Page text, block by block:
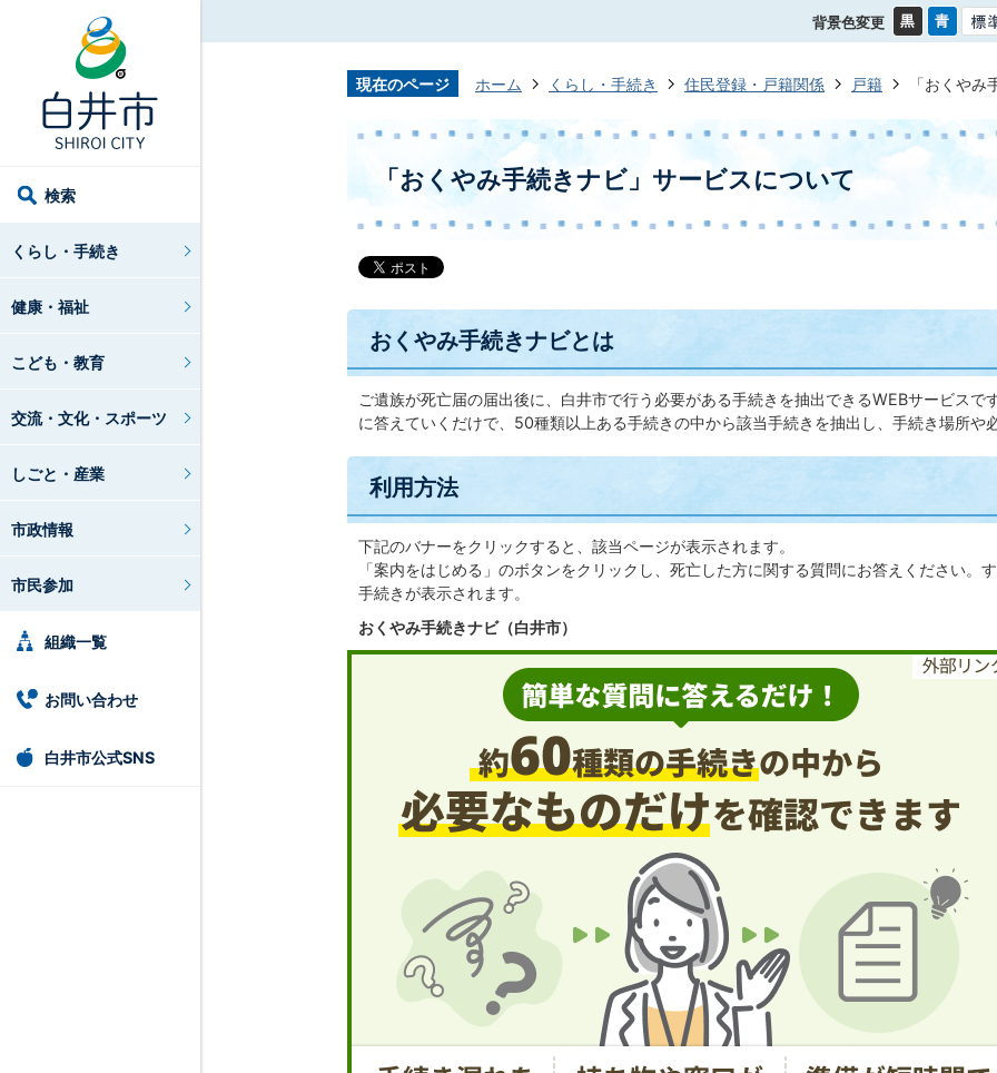
検索
くらし・手続き
健康・福祉
こども・教育
交流・文化・スポーツ
しごと・産業
市政情報
市民参加
組織一覧
お問い合わせ
白井市公式SNS
背景色変更
現在のページ ホーム くらし・手続き 住民登録・戸籍関係 戸籍 「おくや
「おくやみ手続きナビ」サービスについて
おくやみ手続きナビとは
ご遺族が死亡届の届出後に、白井市で行う必要がある手続きを抽出できるWEBサービス
に答えていくだけで、50種類以上ある手続きの中から該当手続きを抽出し、手続き場所や
利用方法
下記のバナーをクリックすると、該当ページが表示されます。
「案内をはじめる」のボタンをクリックし、死亡した方に関する質問にお答えください。
手続きが表示されます。
おくやみ手続きナビ（白井市）